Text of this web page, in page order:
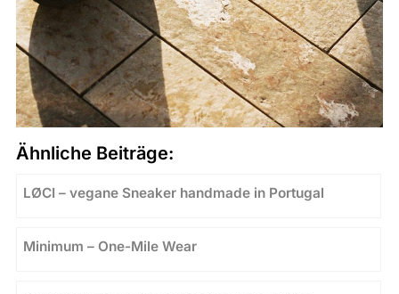
Ähnliche Beiträge:
LØCI – vegane Sneaker handmade in Portugal
Minimum – One-Mile Wear